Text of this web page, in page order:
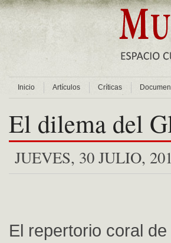
Inicio Artículos Críticas
El dilema del
JUEVES, 30 JULIO,
El repertorio coral de